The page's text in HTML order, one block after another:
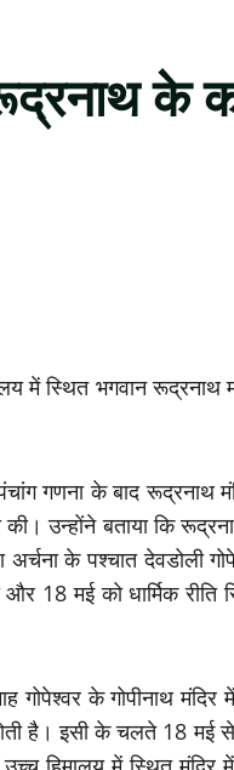
के
में स्थित भगवान रूद्रनाथ
गणना के बाद रूद्रनाथ
उन्होंने बताया कि
के पश्चात देवडोली
और 18 मई को धार्मिक
के गोपीनाथ
है। इसी के चलते 18 मई से